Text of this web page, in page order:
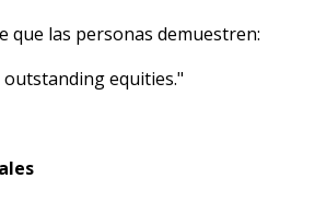
que las personas demuestren:
equities."